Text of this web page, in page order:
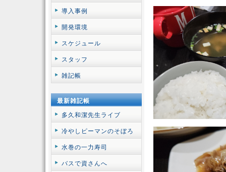
導入事例
開発環境
スケジュール
スタッフ
雑記帳
最新雑記帳
多久和潔先生ライブ
冷やしピーマンのそぼろ
水巻の一力寿司
バスで資さんへ